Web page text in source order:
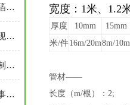
廊坊华能泓裕橡塑公司简述铝箔橡塑保温棉主要分类及性能优点
铝箔橡塑保温棉上出现的纹路现象探讨
铝箔橡塑保温棉板管价格优点制作工艺
关于贴铝箔玻璃棉板施工注意事项，快来了解下
宽度：1米、1.2
厚度 10mm
15mm
米/件16m/20m8m/10m
管材——
长度（m/根）：2;